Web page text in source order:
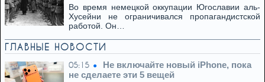
Во время немецкой оккупации Югославии аль-
Хусейни не ограничивался пропагандистской
работой. Он…
ГЛАВНЫЕ НОВОСТИ
05:15
Не включайте новый iPhone, пока
не сделаете эти 5 вещей